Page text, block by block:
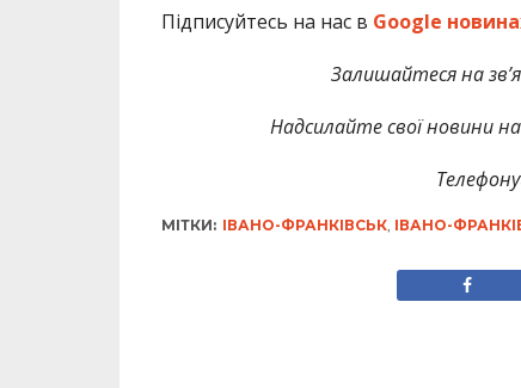
Підписуйтесь на нас в Google
Залишайтеся на
Надсилайте свої новини
МІТКИ: ІВАНО-ФРАНКІВСЬК, ІВАНО-